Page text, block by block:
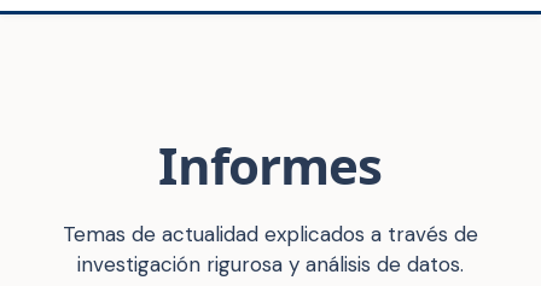
Informes
Temas de actualidad explicados a través de
investigación rigurosa y análisis de datos.